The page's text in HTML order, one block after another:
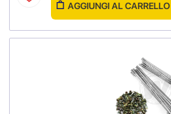
AGGIUNGI AL CARRELLO